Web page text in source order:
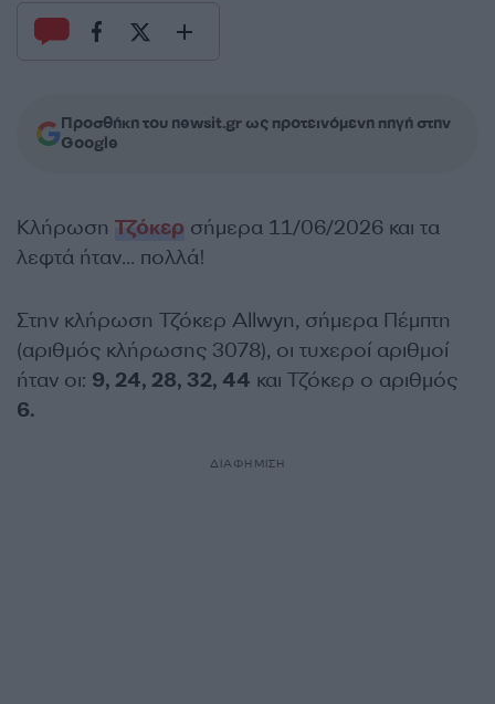
Προσθήκη του newsit.gr ως προτεινόμενη πηγή στην
Google
Κλήρωση Τζόκερ σήμερα 11/06/2026 και τα
λεφτά ήταν… πολλά!
Στην κλήρωση Τζόκερ Allwyn, σήμερα Πέμπτη
(αριθμός κλήρωσης 3078), οι τυχεροί αριθμοί
ήταν οι: 9, 24, 28, 32, 44 και Τζόκερ ο αριθμός
6.
ΔΙΑΦΗΜΙΣΗ